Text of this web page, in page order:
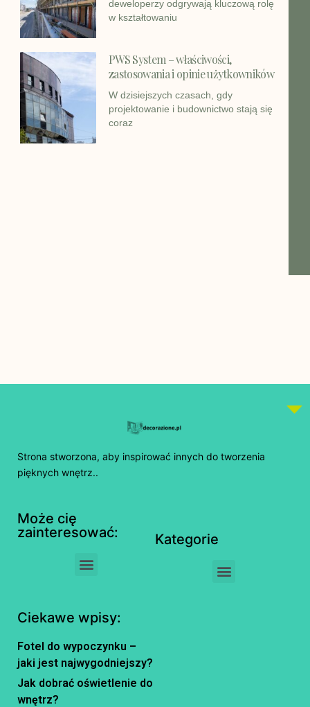
deweloperzy odgrywają kluczową rolę
w kształtowaniu
PWS System – właściwości,
zastosowania i opinie użytkowników
W dzisiejszych czasach, gdy
projektowanie i budownictwo stają się
coraz
Strona stworzona, aby inspirować innych do tworzenia
pięknych wnętrz..
Może cię
zainteresować:
Kategorie
Ciekawe wpisy:
Fotel do wypoczynku –
jaki jest najwygodniejszy?
Jak dobrać oświetlenie do
wnętrz?